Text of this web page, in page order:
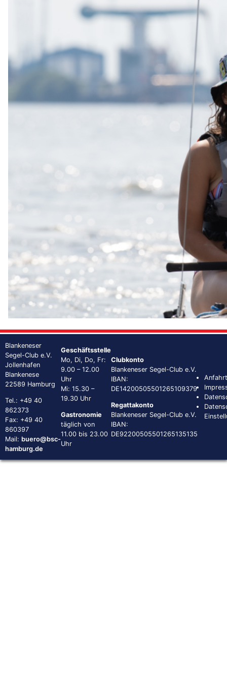
Blankeneser
Segel-Club e.V.
Jollenhafen
Blankenese
22589 Hamburg
Tel.: +49 40
862373
Fax: +49 40
860397
Mail: buero@bsc-
hamburg.de
Geschäftsstelle
Mo, Di, Do, Fr:
9.00 – 12.00
Uhr
Mi: 15.30 –
19.30 Uhr
Gastronomie
täglich von
11.00 bis 23.00
Uhr
Clubkonto
Blankeneser Segel-Club e.V.
IBAN:
DE14200505501265109379
Regattakonto
Blankeneser Segel-Club e.V.
IBAN:
DE92200505501265135135